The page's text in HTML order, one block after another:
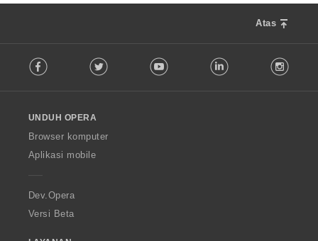
Atas
o
w
O
p
a
Facebook Twitter Youtube LinkedIn
UNDUH OPERA
Browser komputer
Aplikasi mobile
Dev.Opera
Versi Beta